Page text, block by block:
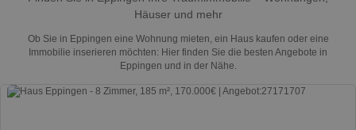
Häuser und mehr
Ob Sie in Eppingen eine Wohnung mieten, ein Haus kaufen oder eine
Immobilie inserieren möchten: Hier finden Sie die besten Angebote in
Eppingen und in der Nähe.